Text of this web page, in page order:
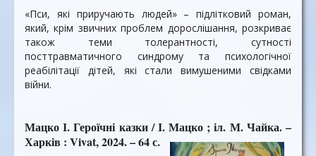
«Пси, які приручають людей» – підлітковий роман,
який, крім звичних проблем дорослішання, розкриває
також теми толерантності, сутності
посттравматичного синдрому та психологічної
реабілітації дітей, які стали вимушеними свідками
війни.
Мацко І. Героїчні казки / І. Мацко ; іл. М. Чайка. –
Харків : Vivat, 2024. – 64 с.